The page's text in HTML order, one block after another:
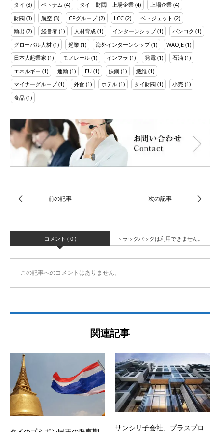
タイ (8) ベトナム (4) タイ 財閥 上場企業 (4) 上場企業 (4)
財閥 (3) 航空 (3) CPグループ(2) LCC (2) ベトジェット (2)
輸出 (2) 経営者 (1) 人材育成 (1) インターンシップ(1) バンコク (1)
グローバル人材 (1) 起業 (1) 海外インターンシップ(1) WAOJE (1)
日本人起業家 (1) モノレール (1) インフラ (1) 発電 (1) 石油 (1)
エネルギー (1) 運輸 (1) EU (1) 鉄鋼 (1) 繊維 (1)
マイナーグループ(1) 外食 (1) ホテル (1) タイ財閥 (1) 小売 (1)
食品 (1)
コメント ( 0 ) トラックバックは利用できません。
この記事へのコメントはありません。
関連記事
サンシリ子会社、プラスプロ